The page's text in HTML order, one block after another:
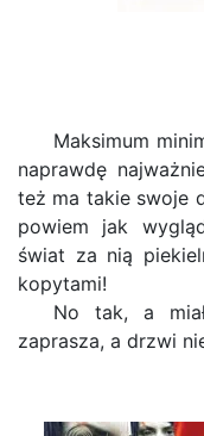
Maksimum
naprawdę
też ma takie swoje
powiem jak
świat za nią
kopytami!
No tak, a
zaprasza, a drzwi